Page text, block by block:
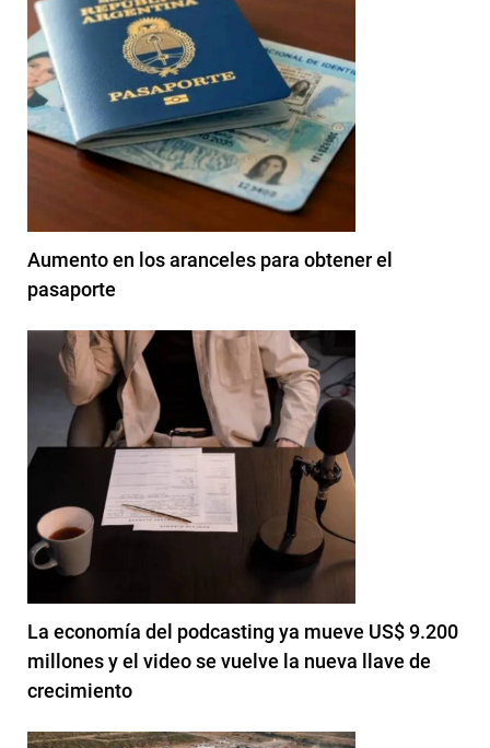
Aumento en los aranceles para obtener el
pasaporte
La economía del podcasting ya mueve US$ 9.200
millones y el video se vuelve la nueva llave de
crecimiento